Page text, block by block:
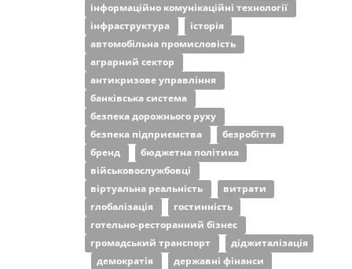
інформаційно комунікаційні технології
інфраструктура
історія
автомобільна промисловість
аграрний сектор
антикризове управління
банківська система
безпека дорожнього руху
безпека підприємства
безробіття
бренд
бюджетна політика
військовослужбовці
віртуальна реальність
витрати
глобалізація
гостинність
готельно-ресторанний бізнес
громадський транспорт
діджиталізація
демократія
державні фінанси